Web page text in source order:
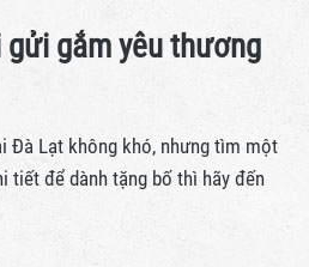
gửi gắm yêu thương
Đà Lạt không khó, nhưng tìm một
tiết để dành tặng bố thì hãy đến